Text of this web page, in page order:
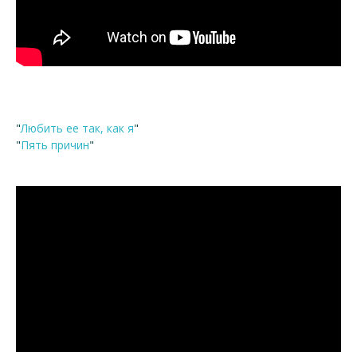
"Любить ее так, как я"
"Пять причин"